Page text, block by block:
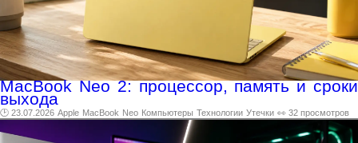
MacBook Neo 2: процессор, память и сроки
выхода
🕑 23.07.2026 Apple MacBook Neo Компьютеры Технологии Утечки 👀 32 просмотров